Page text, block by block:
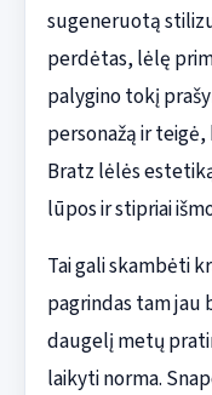
sugeneruotą
perdėtas, lėlę
palygino tokį
personažą ir
Bratz lėlės
lūpos ir stipriai
Tai gali skambėti
pagrindas tam jau
daugelį metų
laikyti norma.